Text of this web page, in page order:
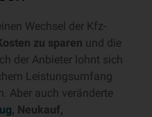
Wechsel der Kfz-
zu sparen und die
der Anbieter lohnt sich
Leistungsumfang
Aber auch veränderte
, Neukauf,